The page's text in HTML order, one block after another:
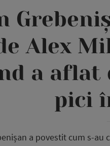
Alex
a aflat
pici
a povestit cum s-